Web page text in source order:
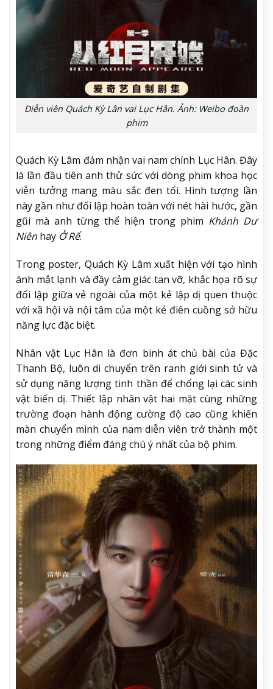
Diễn viên Quách Kỳ Lân vai Lục Hân. Ảnh: Weibo đoàn
phim
Quách Kỳ Lâm đảm nhận vai nam chính Lục Hân. Đây
là lần đầu tiên anh thử sức với dòng phim khoa học
viễn tưởng mang màu sắc đen tối. Hình tượng lần
này gần như đối lập hoàn toàn với nét hài hước, gần
gũi mà anh từng thể hiện trong phim Khánh Dư
Niên hay Ở Rể.
Trong poster, Quách Kỳ Lâm xuất hiện với tạo hình
ánh mắt lạnh và đầy cảm giác tan vỡ, khắc họa rõ sự
đối lập giữa vẻ ngoài của một kẻ lập dị quen thuộc
với xã hội và nội tâm của một kẻ điên cuồng sở hữu
năng lực đặc biệt.
Nhân vật Lục Hân là đơn binh át chủ bài của Đặc
Thanh Bộ, luôn di chuyển trên ranh giới sinh tử và
sử dụng năng lượng tinh thần để chống lại các sinh
vật biến dị. Thiết lập nhân vật hai mặt cùng những
trường đoạn hành động cường độ cao cũng khiến
màn chuyển mình của nam diễn viên trở thành một
trong những điểm đáng chú ý nhất của bộ phim.